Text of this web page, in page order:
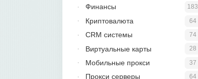
183
Финансы
64
Криптовалюта
74
CRM системы
28
Виртуальные карты
37
Мобильные прокси
64
Прокси серверы